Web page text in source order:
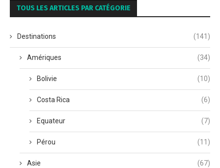
TOUS LES ARTICLES PAR CATÉGORIE
Destinations (141)
Amériques (34)
Bolivie (10)
Costa Rica (6)
Equateur (7)
Pérou (11)
Asie (67)